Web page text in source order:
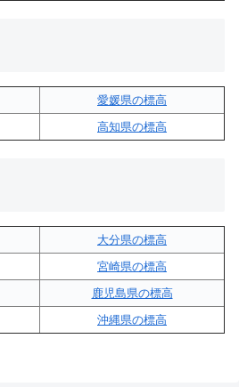
愛媛県の標高
高知県の標高
大分県の標高
宮崎県の標高
鹿児島県の標高
沖縄県の標高